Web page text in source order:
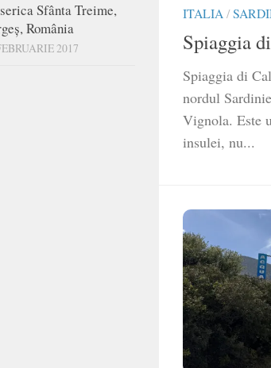
ITALIA /
Spiaggia
Spiaggia di
nordul
Vignola. Este
insulei, nu...
Sfânta Treime,
România
2017